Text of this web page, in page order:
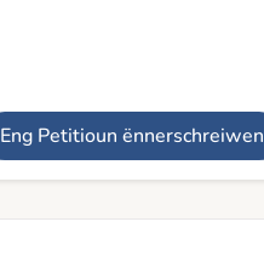
Eng Petitioun ënnerschreiwen